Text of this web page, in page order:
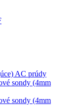
AC prúdy
sondy (4mm
sondy (4mm